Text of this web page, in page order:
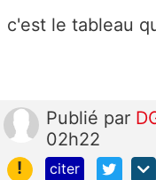
c'est le tableau
Publié par
02h22
!
citer